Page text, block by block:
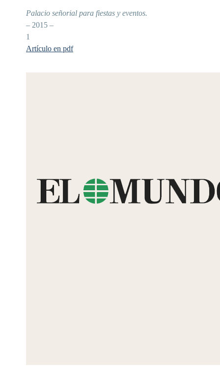
Palacio señorial para fiestas y eventos.
– 2015 –
1
Artículo en pdf